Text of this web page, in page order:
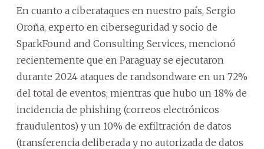
En cuanto a ciberataques en nuestro país, Sergio
Oroña, experto en ciberseguridad y socio de
SparkFound and Consulting Services, mencionó
recientemente que en Paraguay se ejecutaron
durante 2024 ataques de randsondware en un 72%
del total de eventos; mientras que hubo un 18% de
incidencia de phishing (correos electrónicos
fraudulentos) y un 10% de exfiltración de datos
(transferencia deliberada y no autorizada de datos